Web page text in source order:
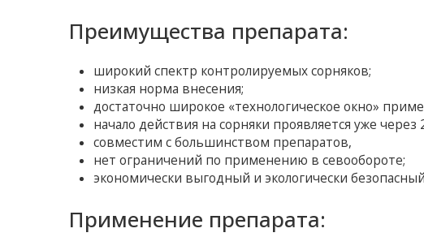
Преимущества препарата:
широкий спектр контролируемых сорняков;
низкая норма внесения;
достаточно широкое «технологическое окно»
начало действия на сорняки проявляется уже через
совместим с большинством препаратов,
нет ограничений по применению в севообороте;
экономически выгодный и экологически
Применение препарата: